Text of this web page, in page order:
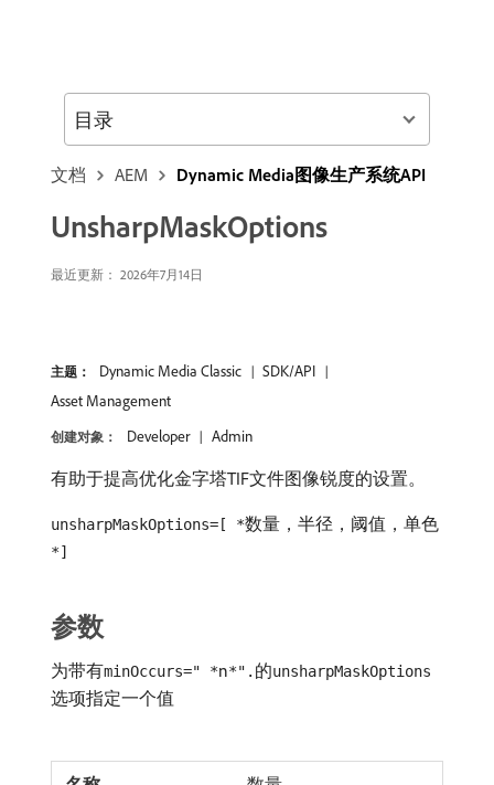
文档 AEM Dynamic Media图像生产系统API
UnsharpMaskOptions
最近更新： 2026年7月14日
主题： Dynamic Media Classic
SDK/API
Asset Management
创建对象： Developer Admin
有助于提高优化金字塔TIF文件图像锐度的设置。
unsharpMaskOptions=[ *数量，半径，阈值，单色
*]
参数
为带有minOccurs=" *n*". 的unsharpMaskOptions
选项指定一个值
目录